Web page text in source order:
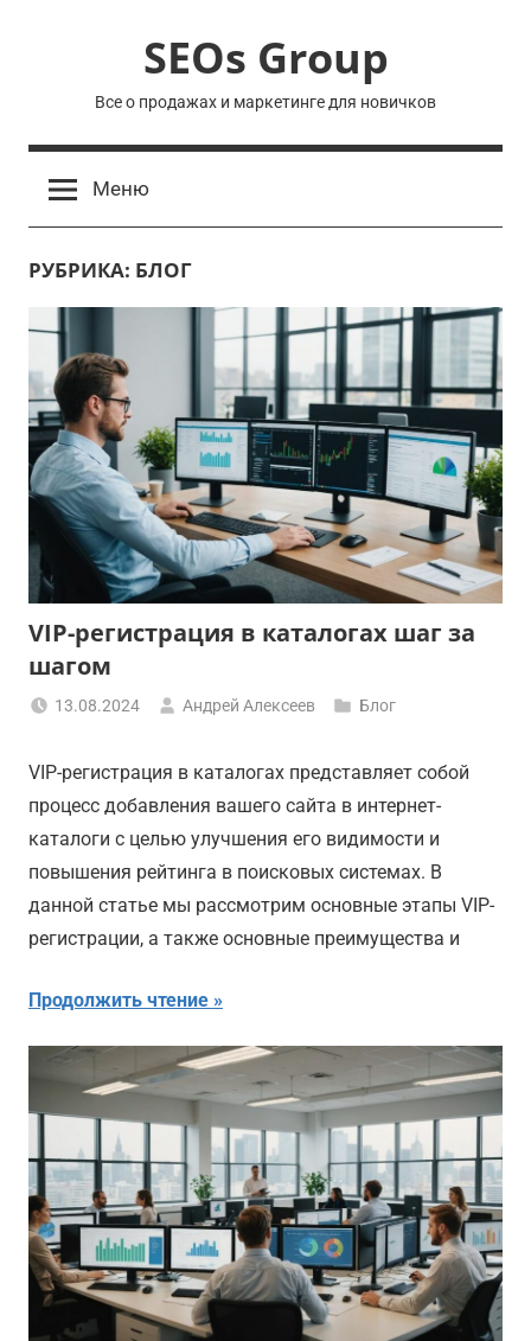
SEOs Group
Все о продажах и маркетинге для новичков
Меню
РУБРИКА: БЛОГ
VIP-регистрация в каталогах шаг за
шагом
13.08.2024 Андрей Алексеев Блог
VIP-регистрация в каталогах представляет собой
процесс добавления вашего сайта в интернет-
каталоги с целью улучшения его видимости и
повышения рейтинга в поисковых системах. В
данной статье мы рассмотрим основные этапы VIP-
регистрации, а также основные преимущества и
Продолжить чтение